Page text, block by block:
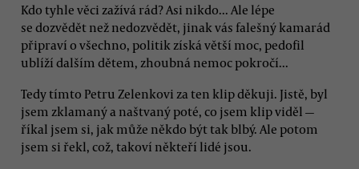
Kdo tyhle věci zažívá rád? Asi nikdo... Ale lépe
se dozvědět než nedozvědět, jinak vás falešný kamarád
připraví o všechno, politik získá větší moc, pedofil
ublíží dalším dětem, zhoubná nemoc pokročí...
Tedy tímto Petru Zelenkovi za ten klip děkuji. Jistě, byl
jsem zklamaný a naštvaný poté, co jsem klip viděl —
říkal jsem si, jak může někdo být tak blbý. Ale potom
jsem si řekl, což, takoví někteří lidé jsou.